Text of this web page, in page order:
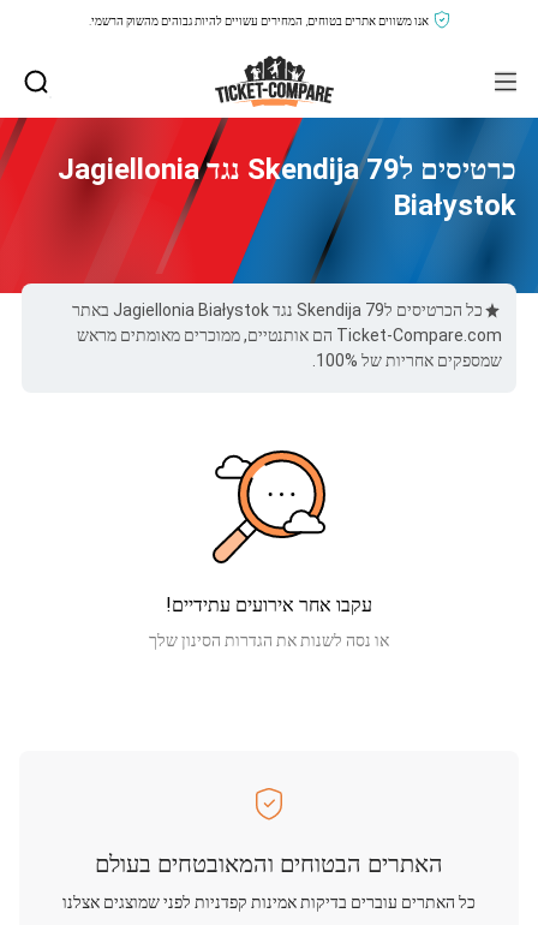
אנו משווים אתרים בטוחים, המחירים עשויים להיות גבוהים מהשוק הרשמי.
כרטיסים לSkendija 79 נגד Jagiellonia
Białystok
כל הכרטיסים לSkendija 79 נגד Jagiellonia Białystok באתר
Ticket-Compare.com הם אותנטיים, ממוכרים מאומתים מראש
שמספקים אחריות של 100%.
עקבו אחר אירועים עתידיים!
או נסה לשנות את הגדרות הסינון שלך
האתרים הבטוחים והמאובטחים בעולם
כל האתרים עוברים בדיקות אמינות קפדניות לפני שמוצגים אצלנו